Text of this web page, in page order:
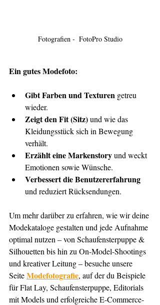
Fotografien -  FotoPro Studio
Ein gutes Modefoto:
Gibt Farben und Texturen getreu
wieder.
Zeigt den Fit (Sitz) und wie das
Kleidungsstück sich in Bewegung
verhält.
Erzählt eine Markenstory und weckt
Emotionen sowie Wünsche.
Verbessert die Benutzererfahrung
und reduziert Rücksendungen.
Um mehr darüber zu erfahren, wie wir deine
Modekataloge gestalten und jede Aufnahme
optimal nutzen – von Schaufensterpuppe &
Silhouetten bis hin zu On-Model-Shootings
und kreativer Leitung – besuche unsere
Seite Modefotografie, auf der du Beispiele
für Flat Lay, Schaufensterpuppe, Editorials
mit Models und erfolgreiche E-Commerce-